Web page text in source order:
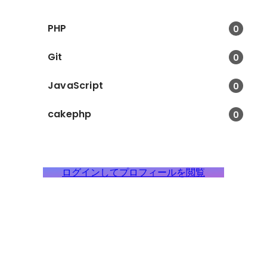
PHP 0
Git 0
JavaScript 0
cakephp 0
ログインしてプロフィールを閲覧